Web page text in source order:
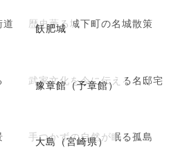
飫肥城
歴史薫る城下町の名城散策
豫章館（予章館）
武家文化を今に伝える名邸宅
大島（宮崎県）
手つかずの自然が眠る孤島